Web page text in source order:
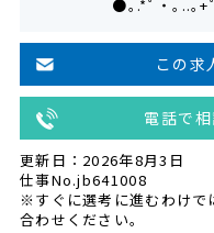
●｡.*ﾟ・｡..｡
この求
電話で
更新日：2026年8月3日
仕事No.jb641008
※すぐに選考に進むわけで
合わせください。